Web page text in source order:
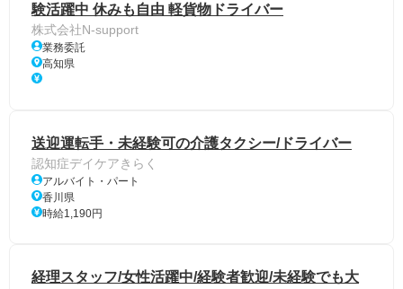
験活躍中 休みも自由 軽貨物ドライバー
株式会社N-support
業務委託
高知県
送迎運転手・未経験可の介護タクシー/ドライバー
認知症デイケアきらく
アルバイト・パート
香川県
時給1,190円
経理スタッフ/女性活躍中/経験者歓迎/未経験でも大